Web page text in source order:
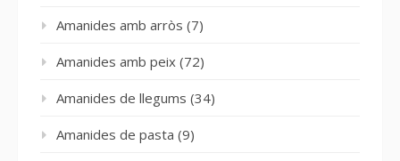
Amanides amb arròs (7)
Amanides amb peix (72)
Amanides de llegums (34)
Amanides de pasta (9)